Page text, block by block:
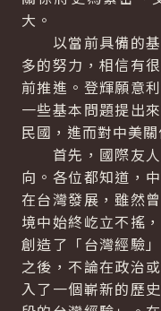
大。
以當前具備的基
多的努力，相信有
前推進。登輝願意
一些基本問題提出
民國，進而對中美
首先，國際友人
向。各位都知道，
在台灣發展，雖然
境中始終屹立不搖
創造了「台灣經驗
之後，不論在政治
入了一個嶄新的歷